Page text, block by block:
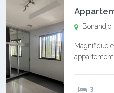
Bonandjo
Magnifique
douches 01
3